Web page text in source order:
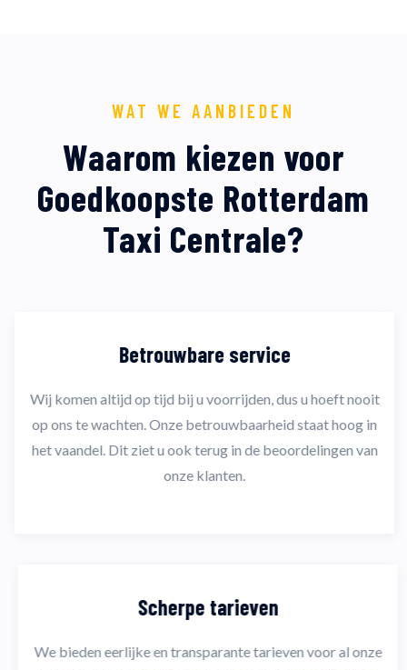
WAT WE AANBIEDEN
Waarom kiezen voor
Goedkoopste Rotterdam
Taxi Centrale?
Betrouwbare service
Wij komen altijd op tijd bij u voorrijden, dus u hoeft nooit
op ons te wachten. Onze betrouwbaarheid staat hoog in
het vaandel. Dit ziet u ook terug in de beoordelingen van
onze klanten.
Scherpe tarieven
We bieden eerlijke en transparante tarieven voor al onze